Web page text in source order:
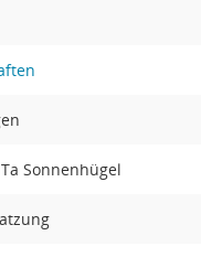
Sonnenhügel